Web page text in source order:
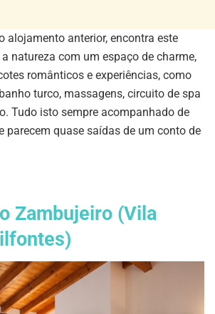
alojamento anterior, encontra este
natureza com um espaço de charme,
românticos e experiências, como
turco, massagens, circuito de spa
Tudo isto sempre acompanhado de
parecem quase saídas de um conto de
Zambujeiro (Vila